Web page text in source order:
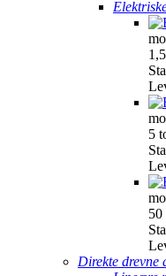
5
50
Direkte drevne